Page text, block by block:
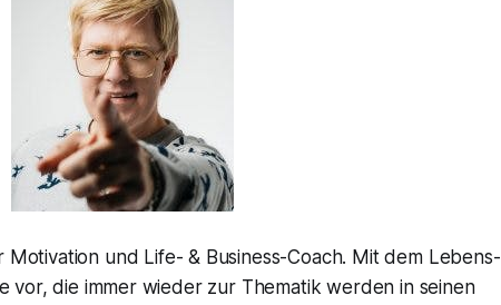
und Life- & Business-Coach. Mit dem Lebens-
vor, die immer wieder zur Thematik werden in seinen